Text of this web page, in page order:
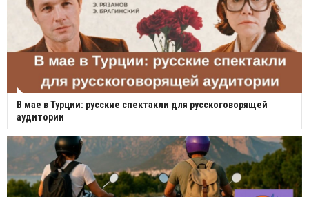
В мае в Турции: русские спектакли для русскоговорящей
аудитории